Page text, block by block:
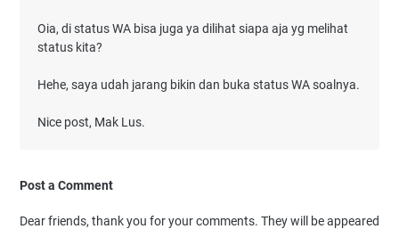
Oia, di status WA bisa juga ya dilihat siapa aja yg melihat
status kita?
Hehe, saya udah jarang bikin dan buka status WA soalnya.
Nice post, Mak Lus.
Post a Comment
Dear friends, thank you for your comments. They will be appeared